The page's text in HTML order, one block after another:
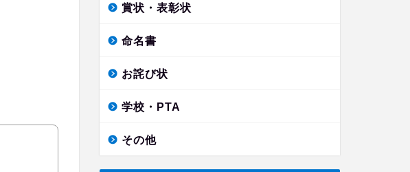
賞状・表彰状
命名書
お詫び状
学校・PTA
その他